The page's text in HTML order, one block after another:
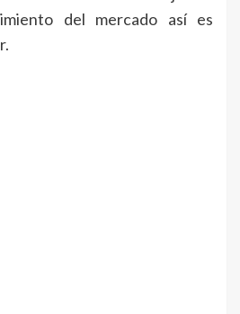
del mercado así es